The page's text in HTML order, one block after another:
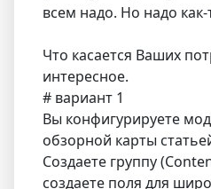
всем надо. Но надо
Что касается Ваших
интересное.
# вариант 1
Вы конфигурируете
обзорной карты
Создаете группу
создаете поля для